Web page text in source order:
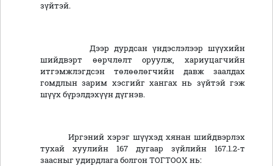
зүйтэй.
Дээр дурдсан үндэслэлээр шүүхийн
шийдвэрт өөрчлөлт оруулж, хариуцагчийн
итгэмжлэгдсэн төлөөлөгчийн давж заалдах
гомдлын зарим хэсгийг хангах нь зүйтэй гэж
шүүх бүрэлдэхүүн дүгнэв.
Иргэний хэрэг шүүхэд хянан шийдвэрлэх
тухай хуулийн 167 дугаар зүйлийн 167.1.2-т
заасныг удирдлага болгон ТОГТООХ нь: